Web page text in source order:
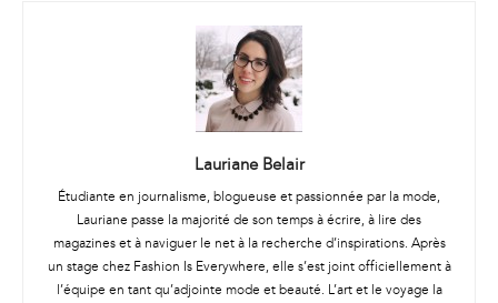
Lauriane Belair
Étudiante en journalisme, blogueuse et passionnée par la mode,
Lauriane passe la majorité de son temps à écrire, à lire des
magazines et à naviguer le net à la recherche d’inspirations. Après
un stage chez Fashion Is Everywhere, elle s’est joint officiellement à
l’équipe en tant qu’adjointe mode et beauté. L’art et le voyage la